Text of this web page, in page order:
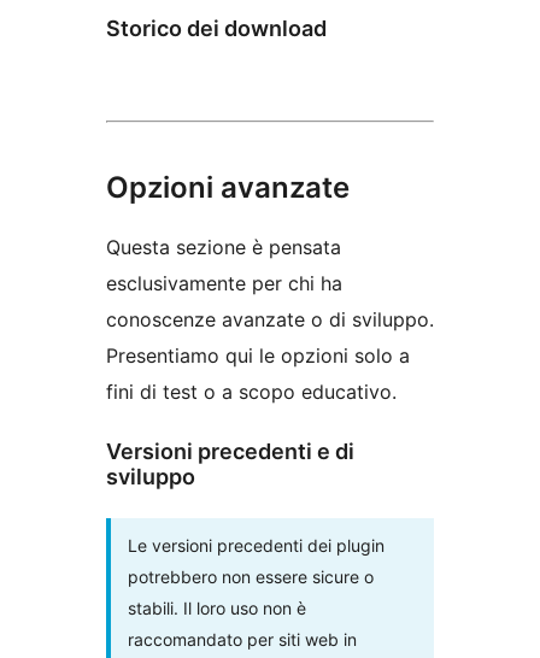
Storico dei download
Opzioni avanzate
Questa sezione è pensata
esclusivamente per chi ha
conoscenze avanzate o di sviluppo.
Presentiamo qui le opzioni solo a
fini di test o a scopo educativo.
Versioni precedenti e di
sviluppo
Le versioni precedenti dei plugin
potrebbero non essere sicure o
stabili. Il loro uso non è
raccomandato per siti web in